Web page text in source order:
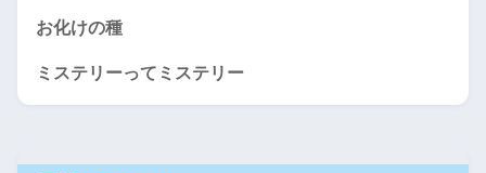
お化けの種
ミステリーってミステリー